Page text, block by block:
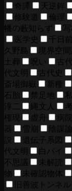
奇譚
天逆鉾
修験道
倫理
幡の藪知らず
写
医学史
千日前
久野島
境界空
土葬
呪い 古
代文明
古代史
斎場御嶽
新種
石胎
禁足地
淳二
縄文人
権現
虚舟 病院
器
雪崩 陰謀論
説
遺伝子系図
代文明
白バイ
不思議
未解読
物
未確認物体
旧善波トンネル